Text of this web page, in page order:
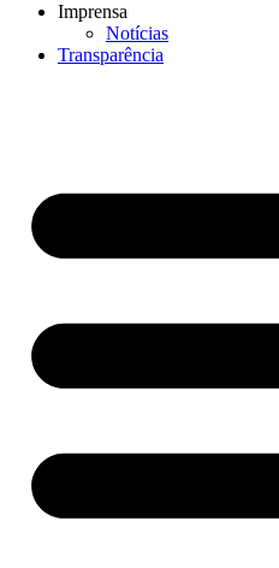
Imprensa
Notícias
Transparência